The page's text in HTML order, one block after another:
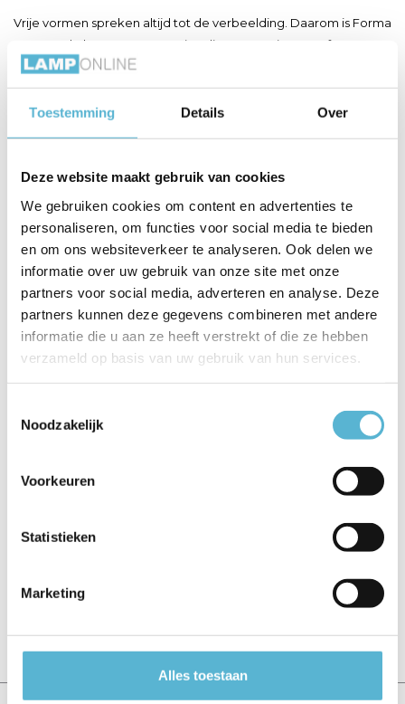
Toestemming Details Over
Deze website maakt gebruik van cookies
We gebruiken cookies om content en advertenties te
personaliseren, om functies voor social media te bieden
en om ons websiteverkeer te analyseren. Ook delen we
informatie over uw gebruik van onze site met onze
partners voor social media, adverteren en analyse. Deze
partners kunnen deze gegevens combineren met andere
informatie die u aan ze heeft verstrekt of die ze hebben
verzameld op basis van uw gebruik van hun services.
Noodzakelijk
Voorkeuren
Statistieken
Marketing
Alles toestaan
Vrije vormen spreken altijd tot de verbeelding. Daarom is Forma
een goede keuze voor creatievelingen en wie graag fantaseert.
Wat zie jij in deze originele tafelverlichting? De schemerlamp
heeft een abstracte voet, gemaakt uit hoogwaardig keramiek.
Erbovenop staat een ronde lampenkap in textiel. Daardoor
Productspecificaties
Artikelnummer 34551/81/31
EAN 5411212345820
Leverancier Lucide
Er zijn nog geen reviews geschreven over dit product..
Schrijf je eigen review